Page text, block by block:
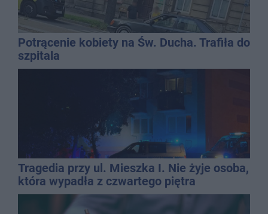
Potrącenie kobiety na Św. Ducha. Trafiła do
szpitala
Tragedia przy ul. Mieszka I. Nie żyje osoba,
która wypadła z czwartego piętra